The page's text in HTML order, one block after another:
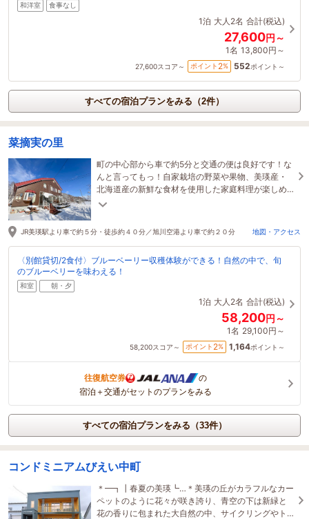
和洋室 食事なし
1泊 大人2名 合計(税込)
27,600円～
1名 13,800円～
27,600スコア～ ポイント 2% 552ポイント～
すべての宿泊プランをみる（2件）
菜摘実の里
町の中心部から車で約5分と交通の便は良好です！な
んと言ってもっ！自家栽培の野菜や果物、美瑛産・
北海道産の新鮮な食材を使用した家庭料理が楽しめ
ます♪
JR美瑛駅より車で約５分・徒歩約４０分／旭川空港より車で約２０分 地図・アクセス
〈別館貸切/2食付〉ブルーベーリー収穫体験ができる！自然の中で、旬
のブルーベリーを味わえる！
和室 朝・夕
1泊 大人2名 合計(税込)
58,200円～
1名 29,100円～
58,200スコア～ ポイント 2% 1,164ポイント～
往復航空券
の
宿泊＋交通がセットのプランをみる
すべての宿泊プランをみる（33件）
コンドミニアムびえい中町
＊━┓┃春夏の美瑛┗…＊美瑛の丘がカラフルなカー
ペットのように花々が咲き誇り、青空の下は新緑と
花の香りに包まれた大自然の中、サイクリングやト